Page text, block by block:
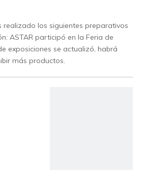
realizado los siguientes preparativos
ASTAR participó en la Feria de
exposiciones se actualizó, habrá
más productos.